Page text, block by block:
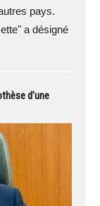
pays.
a désigné
d’une